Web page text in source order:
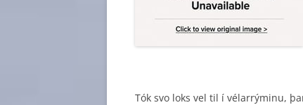
Tók svo loks vel til í vélarrýminu,